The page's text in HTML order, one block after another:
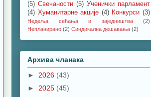
(5) Свечаности (5) Ученички парламент
(4) Хуманитарне акције (4) Конкурси (3)
Недеља сећања и заједништва
(2)
Непланирано (2) Синдикална дешавања (2)
Архива чланака
► 2026 (43)
► 2025 (45)